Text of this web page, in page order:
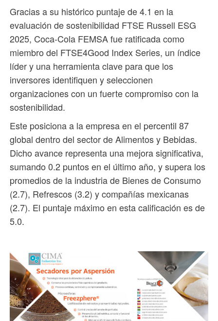
Gracias a su histórico puntaje de 4.1 en la
evaluación de sostenibilidad FTSE Russell ESG
2025, Coca-Cola FEMSA fue ratificada como
miembro del FTSE4Good Index Series, un índice
líder y una herramienta clave para que los
inversores identifiquen y seleccionen
organizaciones con un fuerte compromiso con la
sostenibilidad.
Este posiciona a la empresa en el percentil 87
global dentro del sector de Alimentos y Bebidas.
Dicho avance representa una mejora significativa,
sumando 0.2 puntos en el último año, y supera los
promedios de la industria de Bienes de Consumo
(2.7), Refrescos (3.2) y compañías mexicanas
(2.7). El puntaje máximo en esta calificación es de
5.0.